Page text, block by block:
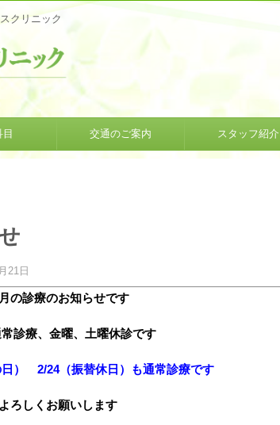
クリニック
交通のご案内 スタッフ紹介
21日
の診療のお知らせです
診療、金曜、土曜休診です
日） 2/24（振替休日）も通常診療です
よろしくお願いします